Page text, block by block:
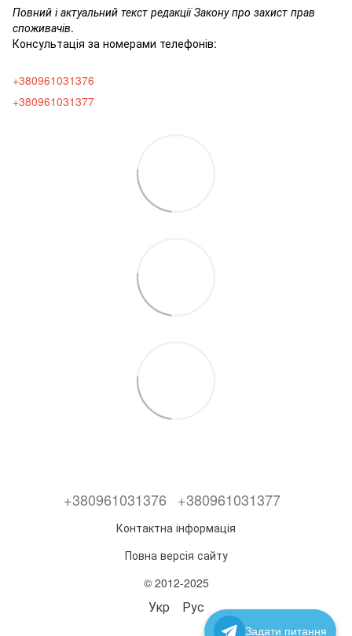
Повний і актуальний текст редакціїЗакону про захист прав
споживачів.
Консультація за номерами телефонів:
+380961031376
+380961031377
+380961031376 +380961031377
Контактна інформація
Повна версія сайту
© 2012-2025
Укр Рус
Задати питання